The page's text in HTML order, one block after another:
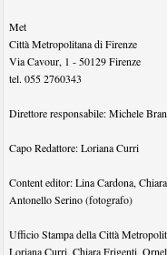
Met
Città Metropolitana di Firenze
Via Cavour, 1 - 50129 Firenze
tel.055 2760343
Direttore responsabile:Michele
Capo Redattore:Loriana Curri
Content editor:Lina Cardona,
Antonello Serino (fotografo)
Ufficio Stampa della Città
Loriana Curri,Chiara Frigenti,